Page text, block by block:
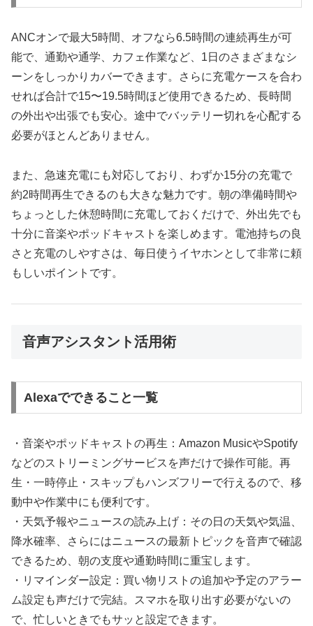
ANCオンで最大5時間、オフなら6.5時間の連続再生が可
能で、通勤や通学、カフェ作業など、1日のさまざまなシ
ーンをしっかりカバーできます。さらに充電ケースを合わ
せれば合計で15〜19.5時間ほど使用できるため、長時間
の外出や出張でも安心。途中でバッテリー切れを心配する
必要がほとんどありません。
また、急速充電にも対応しており、わずか15分の充電で
約2時間再生できるのも大きな魅力です。朝の準備時間や
ちょっとした休憩時間に充電しておくだけで、外出先でも
十分に音楽やポッドキャストを楽しめます。電池持ちの良
さと充電のしやすさは、毎日使うイヤホンとして非常に頼
もしいポイントです。
音声アシスタント活用術
Alexaでできること一覧
・音楽やポッドキャストの再生：Amazon MusicやSpotify
などのストリーミングサービスを声だけで操作可能。再
生・一時停止・スキップもハンズフリーで行えるので、移
動中や作業中にも便利です。
・天気予報やニュースの読み上げ：その日の天気や気温、
降水確率、さらにはニュースの最新トピックを音声で確認
できるため、朝の支度や通勤時間に重宝します。
・リマインダー設定：買い物リストの追加や予定のアラー
ム設定も声だけで完結。スマホを取り出す必要がないの
で、忙しいときでもサッと設定できます。